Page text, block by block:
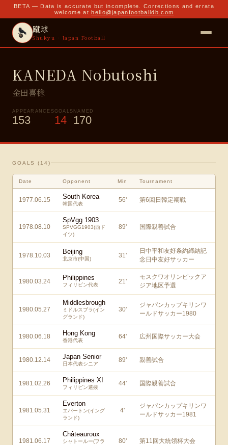
BETA — Data is accurate but incomplete. Corrections and errata
welcome at hello@japanfootballdb.com
蹴球
Shukyu · Japan Football
KANEDA Nobutoshi
金田喜稔
APPEARANCES
153
GOALS
14
NAMED
170
GOALS ( 14 )
Date Opponent Min Tournament
1977.06.15 South Korea
韓国代表
56' 第6回日韓定期戦
1978.08.10
SpVgg 1903
SPVGG1903(西ド
イツ)
89' 国際親善試合
1978.10.03 Beijing
北京市(中国) 31'
日中平和友好条約締結記
念日中友好サッカー
1980.03.24 Philippines
フィリピン代表 21'
モスクワオリンピックア
ジア地区予選
1980.05.27
Middlesbrough
ミドルスブラ(イン
グランド)
30'
ジャパンカップキリンワ
ールドサッカー1980
1980.06.18 Hong Kong
香港代表
64' 広州国際サッカー大会
1980.12.14 Japan Senior
日本代表シニア
89' 親善試合
1981.02.26 Philippines XI
フィリピン選抜
44' 国際親善試合
1981.05.31
Everton
エバートン(イング
ランド)
4'
ジャパンカップキリンワ
ールドサッカー1981
1981.06.17
Châteauroux
シャトールー(フラ
80' 第11回大統領杯大会